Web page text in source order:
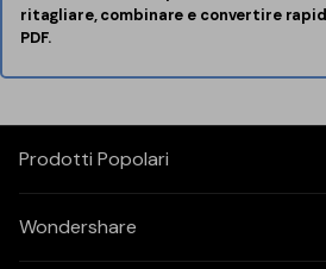
ritagliare, combinare e convertire
PDF.
Prodotti Popolari
Wondershare